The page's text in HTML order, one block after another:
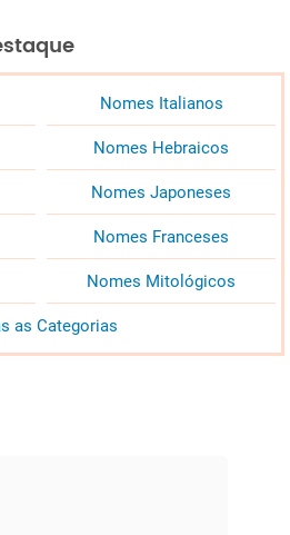
Nomes Italianos
Nomes Hebraicos
Nomes Japoneses
Nomes Franceses
Nomes Mitológicos
as Categorias